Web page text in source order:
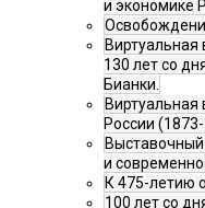
и экономике
Виртуальная
130 лет со
Бианки.
России
Выставочный
и
К 475-летию
100 лет со